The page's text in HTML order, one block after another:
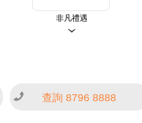
非凡禮遇
查詢 8796 8888